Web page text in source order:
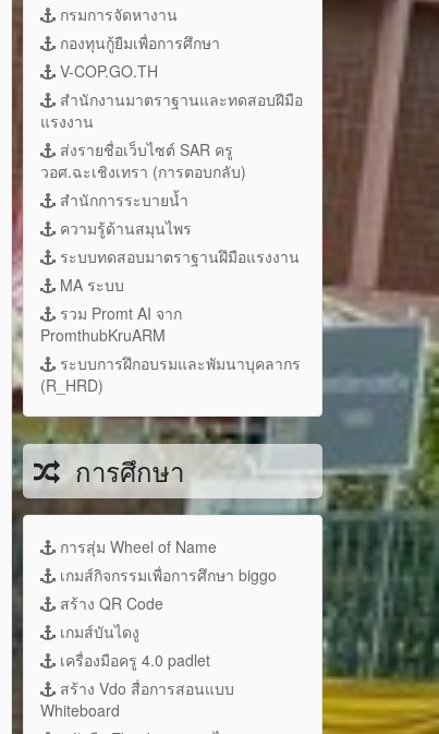
กรมการจัดหางาน
กองทุนกู้ยืมเพื่อการศึกษา
V-COP.GO.TH
สำนักงานมาตราฐานและทดสอบฝีมือ
แรงงาน
ส่งรายชื่อเว็บไซต์ SAR ครู
วอศ.ฉะเชิงเทรา (การตอบกลับ)
สำนักการระบายน้ำ
ความรู้ด้านสมุนไพร
ระบบทดสอบมาตราฐานฝึมือแรงงาน
MA ระบบ
รวม Promt AI จาก
PromthubKruARM
ระบบการฝึกอบรมและพัมนาบุคลากร
(R_HRD)
การศึกษา
การสุ่ม Wheel of Name
เกมส์กิจกรรมเพื่อการศึกษา biggo
สร้าง QR Code
เกมส์บันไดงู
เครื่องมือครู 4.0 padlet
สร้าง Vdo สื่อการสอนแบบ
Whiteboard